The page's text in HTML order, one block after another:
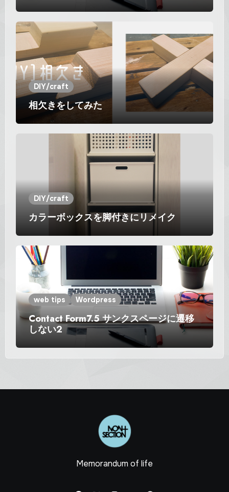
DIY/craft
相欠きをしてみた
DIY/craft
カラーボックスを脚付きにリメイク
web tips Wordpress
Contact Form7.5 サンクスページに遷移
しない2
Memorandum of life